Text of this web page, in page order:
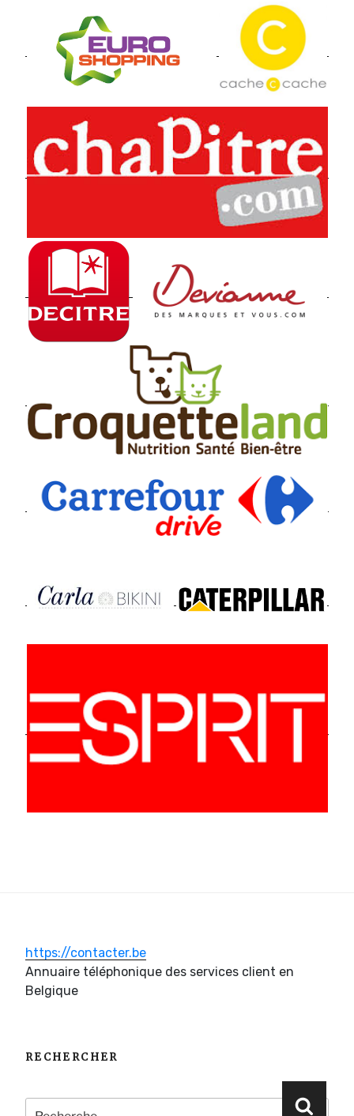
https://contacter.be
Annuaire téléphonique des services client en
Belgique
RECHERCHER
pour